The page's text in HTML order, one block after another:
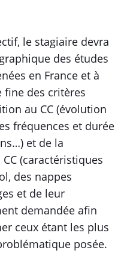
le stagiaire devra
des études
en France et à
fine des critères
au CC (évolution
fréquences et durée
et de la
(caractéristiques
des nappes
et de leur
demandée afin
ceux étant les plus
posée.